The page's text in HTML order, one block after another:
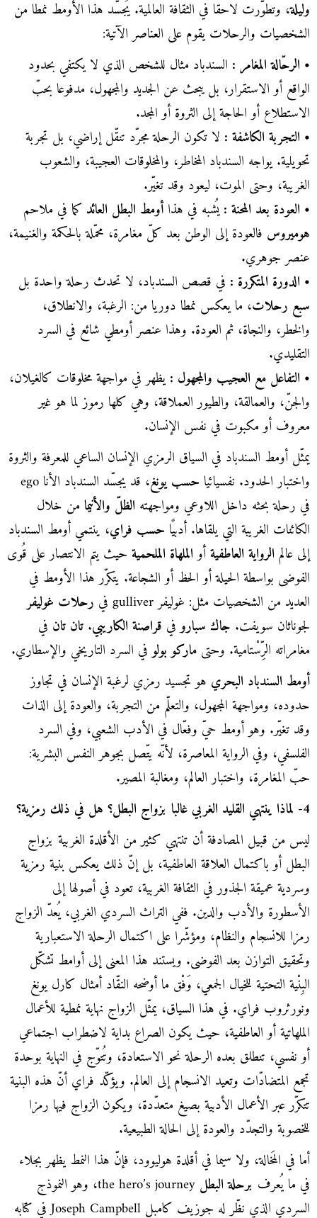
وليلة، وتطوّرت لاحقا في الثقافة العالمية. يُجسّد هذا الأومط نمطا من
الشخصيات والرحلات يقوم على العناصر الآتية:
• الرحّالة المغامر : السندباد مثال للشخص الذي لا يكتفي بحدود
الواقع أو الاستقرار، بل يبحث عن الجديد والمجهول، مدفوعا بحبّ
الاستطلاع أو الحاجة إلى الثروة أو المجد.
• التجربة الكاشفة : لا تكون الرحلة مجرّد تنقّل إراضي، بل تجربة
تحويلية. يواجه السندباد المخاطر، والمخلوقات العجيبة، والشعوب
الغريبة، وحتى الموت، ليعود وقد تغيّر.
• العودة بعد المحنة :يُشبه في هذاأومط البطل العائدكما في ملاحم
هوميروس فالعودة إلى الوطن بعد كلّ مغامرة، محمّلة بالحكمة والغنيمة،
عنصر جوهري.
• الدورة المتكررة : في قصص السندباد، لا تحدث رحلة واحدة بل
سبع رحلات، ما يعكس نمطا دوريا من: الرغبة، والانطلاق،
والخطر، والنجاة، ثم العودة. وهذا عنصر أومطي شائع في السرد
التقليدي.
• التفاعل مع العجيب والمجهول :يظهر في مواجهة مخلوقات كالغيلان،
والجنّ، والعمالقة، والطيور العملاقة، وهي كلها رموز لما هو غير
معروف أو مكبوت في نفس الإنسان.
يمثّل أومط السندباد في السياق الرمزي الإنسان الساعي للمعرفة والثروة
واختبار الحدود. نفسيائياحسب يونغ
، قد يجسّد السندباد الأنا ego
في رحلة بحثه داخل اللاوعي ومواجهته الظلّ والأنيمامن خلال
الكائنات الغريبة التي يلقاها. أدبيًاحسب فراي، ينتمي أومط السندباد
إلى عالمالرواية العاطفيةأوالملهاة الملحميةحيث يتم الانتصار على قُوى
الفوضى بواسطة الحيلة أو الحظ أو الشجاعة. يتكرّر هذا الأومط في
العديد من الشخصيات مثل: غوليفر gulliver في
رحلات غوليفر
لجوناثان سويفت. جاك سباروفي قراصنة الكاريبي.تان تان في
مغامراته الرِّسْتامية. وحتىماركو بولوفي السرد التاريخي والإسطاري.
أومط السندباد البحري هو تجسيد رمزي لرغبة الإنسان في تجاوز
حدوده، ومواجهة المجهول، والتعلّم من التجربة، والعودة إلى الذات
وقد تغيّر. وهو أومط حيّ وفعّال في الأدب الشعبي، وفي السرد
الفلسفي، وفي الرواية المعاصرة، لأنّه يتّصل بجوهر النفس البشرية:
حبّ المغامرة، واختبار العالم، ومغالبة المصير.
4- لماذا ينتهي القليد الغربي غالبا بزواج البطل؟ هل في ذلك رمزية؟
ليس من قبيل المصادفة أن تنتهي كثير من الأقلدة الغربية بزواج
البطل أو باكتمال العلاقة العاطفية، بل إنّ ذلك يعكس بنية رمزية
وسردية عميقة الجذور في الثقافة الغربية، تعود في أصولها إلى
الأسطورة والأدب والدين. ففي التراث السردي الغربي، يُعدّ الزواج
رمزا للانسجام والنظام، ومؤشّرا على اكتمال الرحلة الاستعبارية
وتحقيق التوازن بعد الفوضى. ويستند هذا المعنى إلى أوامط تشكّل
البِنْية التحتية للخيال الجمعي، وَفْق ما أوضحه النقّاد أمثال كارل يونغ
ونورثروب فراي. في هذا السياق، يمثّل الزواج نهاية نمطية للأعمال
الملهاتية أو العاطفية، حيث يكون الصراع بداية لاضطراب اجتماعي
أو نفسي، تنطلق بعده الرحلة نحو الاستعادة، وتُتوّج في النهاية بوحدة
تجمع المتضادّات وتعيد الانسجام إلى العالم. ويؤكّد فراي أنّ هذه البنية
تتكرّر عبر الأعمال الأدبية بصيغ متعدّدة، ويكون الزواج فيها رمزا
للخصوبة والتجدّد والعودة إلى الحالة الطبيعية.
أما في المَخالة، ولا سيما في أقلدة هوليوود، فإنّ هذا النمط يظهر بجلاء
في ما يُعرف برحلة البطل
the hero’s journey، وهو النموذج
السردي الذي نظّر له جوزيف كامبل Joseph Campbell في كتابه